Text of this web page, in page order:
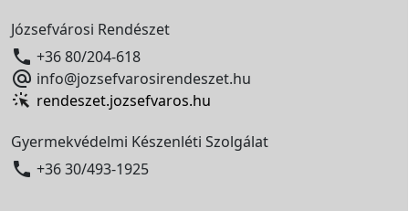
Józsefvárosi Rendészet
 +36 80/204-618
 info@jozsefvarosirendeszet.hu
rendeszet.jozsefvaros.hu
Gyermekvédelmi Készenléti Szolgálat
 +36 30/493-1925